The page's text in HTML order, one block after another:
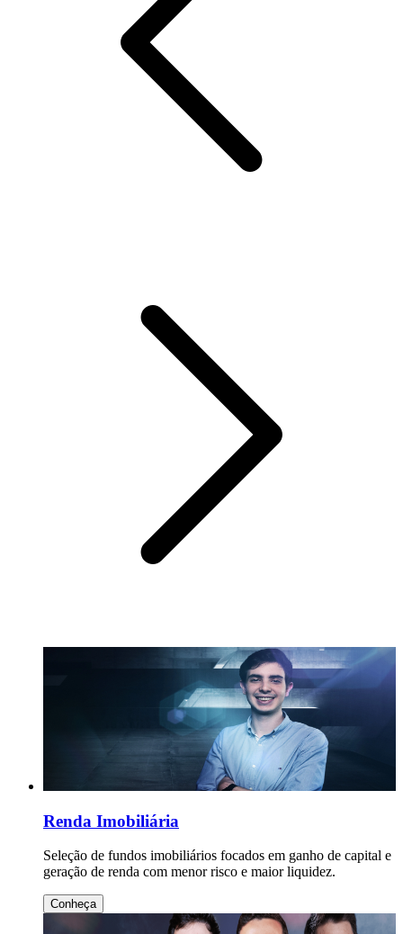
Renda Imobiliária
Seleção de fundos imobiliários focados em ganho de capital e
geração de renda com menor risco e maior liquidez.
Conheça